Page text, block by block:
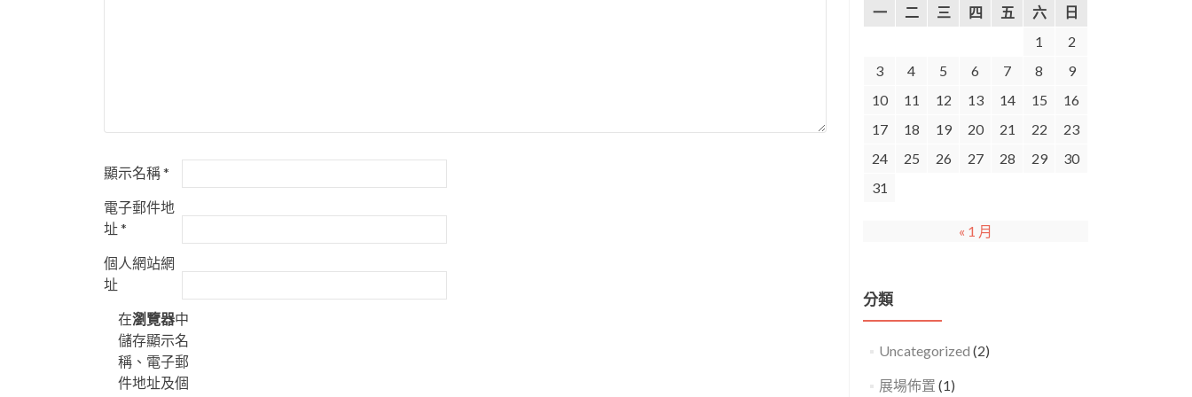
顯示名稱*
電子郵件地
址*
個人網站網
址
在瀏覽器中
儲存顯示名
稱、電子郵
件地址及個
一 二 三 四 五 六
日
1
2
3
4 5 6 7 8
9
10
11 12 13 14 15
16
17
18 19 20 21 22
23
24
25 26 27 28 29
30
31
« 1 月
分類
Uncategorized (2)
展場佈置 (1)